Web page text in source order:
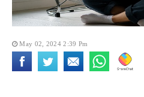
May 02, 2024 2:39 Pm